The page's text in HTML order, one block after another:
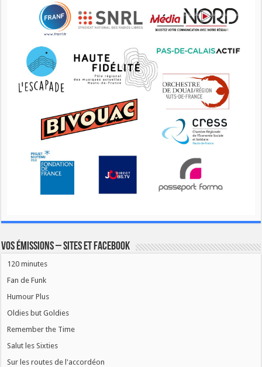
Vos émissions – Sites et Facebook
120 minutes
Fan de Funk
Humour Plus
Oldies but Goldies
Remember the Time
Salut les Sixties
Sur les routes de l'accordéon